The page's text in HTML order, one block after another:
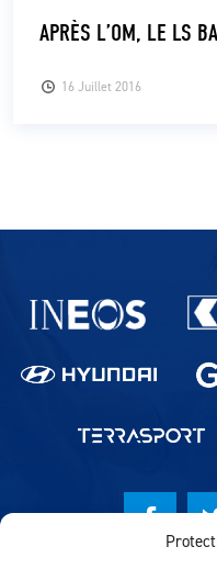
16 Juillet 2016
APRÈS L’OM, LE LS
Partenaires du lausanne-